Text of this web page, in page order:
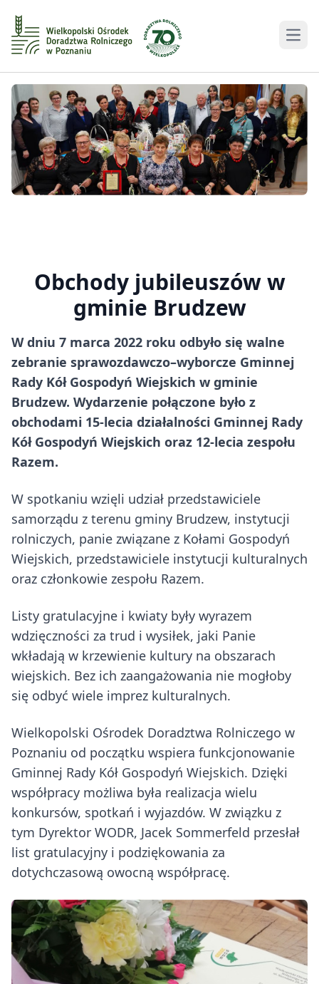
Obchody jubileuszów w
gminie Brudzew
W dniu 7 marca 2022 roku odbyło się walne
zebranie sprawozdawczo–wyborcze Gminnej
Rady Kół Gospodyń Wiejskich w gminie
Brudzew. Wydarzenie połączone było z
obchodami 15-lecia działalności Gminnej Rady
Kół Gospodyń Wiejskich oraz 12-lecia zespołu
Razem.
W spotkaniu wzięli udział przedstawiciele
samorządu z terenu gminy Brudzew, instytucji
rolniczych, panie związane z Kołami Gospodyń
Wiejskich, przedstawiciele instytucji kulturalnych
oraz członkowie zespołu Razem.
Listy gratulacyjne i kwiaty były wyrazem
wdzięczności za trud i wysiłek, jaki Panie
wkładają w krzewienie kultury na obszarach
wiejskich. Bez ich zaangażowania nie mogłoby
się odbyć wiele imprez kulturalnych.
Wielkopolski Ośrodek Doradztwa Rolniczego w
Poznaniu od początku wspiera funkcjonowanie
Gminnej Rady Kół Gospodyń Wiejskich. Dzięki
współpracy możliwa była realizacja wielu
konkursów, spotkań i wyjazdów. W związku z
tym Dyrektor WODR, Jacek Sommerfeld przesłał
list gratulacyjny i podziękowania za
dotychczasową owocną współpracę.